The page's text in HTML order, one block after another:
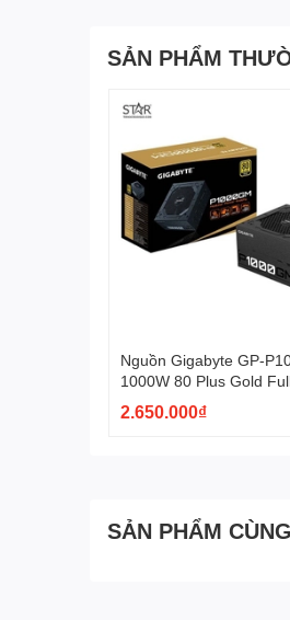
SẢN PHẨM
Nguồn Gigabyte GP-
1000W 80 Plus Gold
Modular
2.650.000₫
SẢN PHẨM